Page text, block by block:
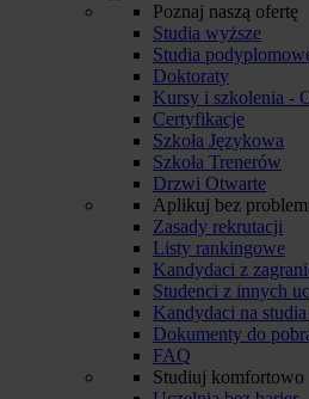
Poznaj naszą ofertę
Studia wyższe
Studia
Doktoraty
Kursy i szkolenia -
Certyfikacje
Szkoła Językowa
Szkoła Trenerów
Drzwi Otwarte
Aplikuj bez
Zasady rekrutacji
Listy rankingowe
Kandydaci z
Studenci z innych
Kandydaci na
Dokumenty do
FAQ
Studiuj komfortowo